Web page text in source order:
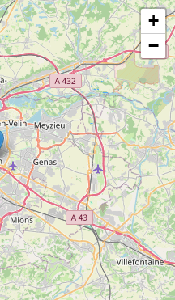
+
−